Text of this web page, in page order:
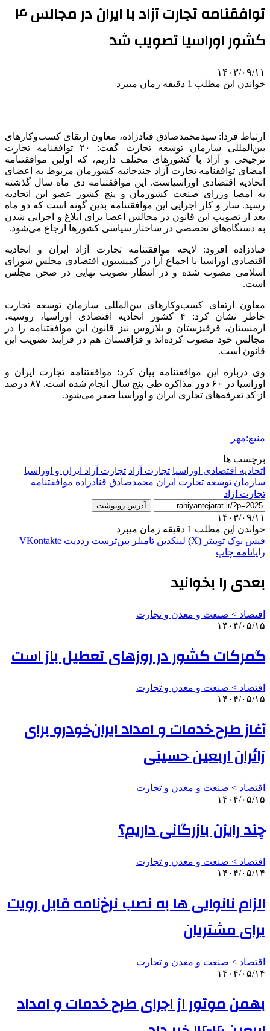
توافقنامه تجارت آزاد با ایران در مجالس ۴
کشور اوراسیا تصویب شد
۱۴۰۳/۰۹/۱۱
خواندن این مطلب 1 دقیقه زمان میبرد
ارتباط فردا: سیدمحمدصادق قنادزاده، معاون ارتقای کسب‌وکارهای
بین‌المللی سازمان توسعه تجارت گفت: ۲۰ توافقنامه تجارت
ترجیحی و آزاد با کشورهای مختلف داریم، که اولین موافقتنامه
امضای توافقنامه تجارت آزاد چندجانبه کشورمان مربوط به اعضای
اتحادیه اقتصادی اوراسیاست. این موافقتنامه دی ماه سال گذشته
به امضا وزرای صنعت کشورمان و پنج کشور عضو این اتحادیه
رسید. ساز و کار اجرایی این موافقتنامه بدین گونه است که دو ماه
بعد از تصویب این قانون در مجالس اعضا برای ابلاغ و اجرایی شدن
به دستگاه‌های تخصصی در ساختار سیاسی کشورها ارجاع می‌شود.
قنادزاده افزود: لایحه موافقتنامه تجارت آزاد ایران و اتحادیه
اقتصادی اوراسیا با اجماع آرا در کمیسیون اقتصادی مجلس شورای
اسلامی مصوب شده و در انتظار تصویب نهایی در صحن مجلس
است.
معاون ارتقای کسب‌وکارهای بین‌المللی سازمان توسعه تجارت
خاطر نشان کرد: ۴ کشور اتحادیه اقتصادی اوراسیا، روسیه،
ارمنستان، قرقیزستان و بلاروس نیز قانون این موافقتنامه را در
مجالس خود مصوب کرده‌اند و قزاقستان هم در فرایند تصویب این
قانون است.
وی درباره این موافقتنامه بیان کرد: موافقتنامه تجارت ایران و
اوراسیا در ۶۰ دور مذاکره طی پنج سال انجام شده است. ۸۷ درصد
از کد تعرفه‌های تجاری ایران و اوراسیا صفر می‌شود.
منبع:مهر
برچسب ها
اتحادیه اقتصادی اوراسیا تجارت آزاد تجارت آزاد ایران و اوراسیا
سازمان توسعه تجارت ایران محمدصادق قنادزاده موافقتنامه
تجارت ازاد
آدرس رونوشت
۱۴۰۳/۰۹/۱۱
خواندن این مطلب 1 دقیقه زمان میبرد
فیس بوک توییتر (X) لینکدین ‫تامبلر ‫پین‌ترست ‫رددیت ‫VKontakte
رایانامه چاپ
بعدی را بخوانید
اقتصاد > صنعت و معدن و تجارت
۱۴۰۴/۰۵/۱۵
گمرکات کشور در روزهای تعطیل باز است
اقتصاد > صنعت و معدن و تجارت
۱۴۰۴/۰۵/۱۵
آغاز طرح خدمات و امداد ایران‌خودرو برای
زائران اربعین حسینی
اقتصاد > صنعت و معدن و تجارت
۱۴۰۴/۰۵/۱۵
چند رایزن بازرگانی داریم؟
اقتصاد > صنعت و معدن و تجارت
۱۴۰۴/۰۵/۱۴
الزام نانوایی ها به نصب نرخ‌نامه قابل رویت
برای مشتریان
اقتصاد > صنعت و معدن و تجارت
۱۴۰۴/۰۵/۱۴
بهمن موتور از اجرای طرح خدمات و امداد